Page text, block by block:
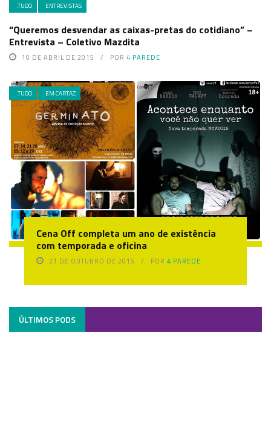
.TUDO ENTREVISTAS
“Queremos desvendar as caixas-pretas do cotidiano” –
Entrevista – Coletivo Mazdita
10 DE ABRIL DE 2015 POR 4 PAREDE
.TUDO EM CARTAZ
Cena Off completa um ano de existência
com temporada e oficina
21 DE OUTUBRO DE 2015 POR4 PAREDE
ÚLTIMOS PODS